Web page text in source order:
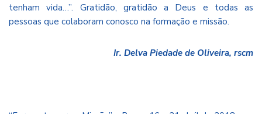
tenham vida…”. Gratidão, gratidão a Deus e todas as
pessoas que colaboram conosco na formação e missão.
Ir. Delva Piedade de Oliveira, rscm